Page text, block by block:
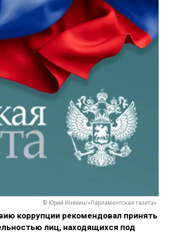
© Юрий Инякин/«Парламентская газета»
коррупции рекомендовал принять
лиц, находящихся под